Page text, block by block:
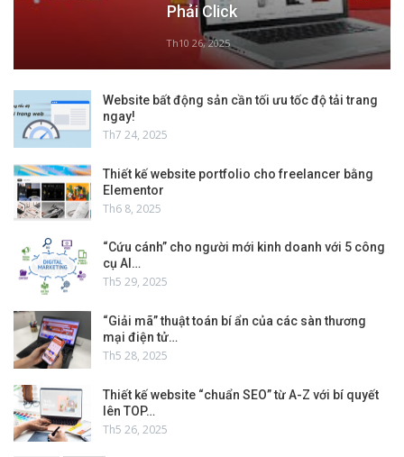
Phải Click
Th10 26, 2025
Website bất động sản cần tối ưu tốc độ tải trang
ngay!
Th7 24, 2025
Thiết kế website portfolio cho freelancer bằng
Elementor
Th6 8, 2025
“Cứu cánh” cho người mới kinh doanh với 5 công
cụ AI…
Th5 29, 2025
“Giải mã” thuật toán bí ẩn của các sàn thương
mại điện tử…
Th5 28, 2025
Thiết kế website “chuẩn SEO” từ A-Z với bí quyết
lên TOP…
Th5 26, 2025